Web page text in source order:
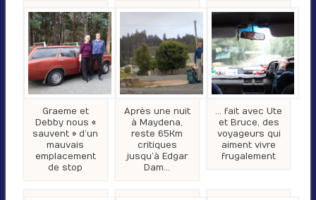
Graeme et
Debby nous «
sauvent » d’un
mauvais
emplacement
de stop
Après une nuit
à Maydena,
reste 65Km
critiques
jusqu’à Edgar
Dam…
… fait avec Ute
et Bruce, des
voyageurs qui
aiment vivre
frugalement